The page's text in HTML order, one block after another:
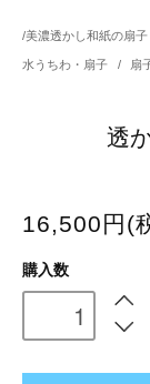
/美濃透かし和紙の扇子
水うちわ・扇子 / 扇
透
16,500円(
購入数